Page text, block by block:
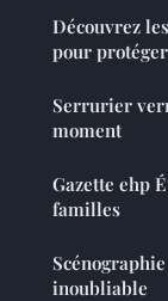
Découvrez
pour
Serrurier
moment
Gazette ehp
familles
inoubliable